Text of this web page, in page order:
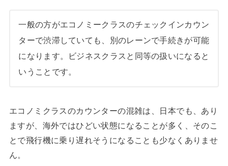
一般の方がエコノミークラスのチェックインカウン
ターで渋滞していても、別のレーンで手続きが可能
になります。ビジネスクラスと同等の扱いになると
いうことです。
エコノミクラスのカウンターの混雑は、日本でも、あり
ますが、海外ではひどい状態になることが多く、そのこ
とで飛行機に乗り遅れそうになることも少なくありませ
ん。